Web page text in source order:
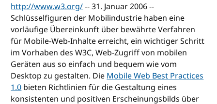
http://www.w3.org/-- 31. Januar 2006 --
Schlüsselfiguren der Mobilindustrie haben eine
vorläufige Übereinkunft über bewährte Verfahren
für Mobile-Web-Inhalte erreicht, ein wichtiger Schritt
im Vorhaben des W3C, Web-Zugriff von mobilen
Geräten aus so einfach und bequem wie vom
Desktop zu gestalten. DieMobile Web Best Practices
1.0bieten Richtlinien für die Gestaltung eines
konsistenten und positiven Erscheinungsbilds über